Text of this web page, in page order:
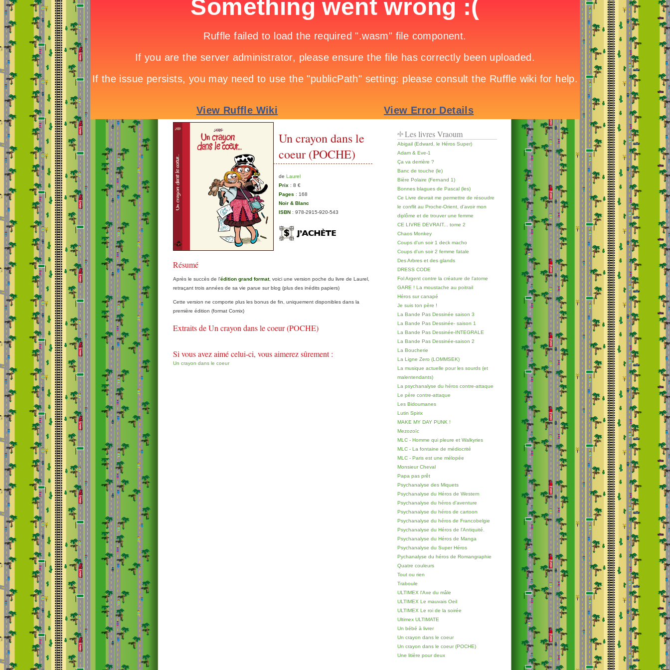
Un crayon dans le
coeur (POCHE)
de Laurel
Prix : 8 €
Pages : 168
Noir & Blanc
ISBN : 978-2915-920-543
Résumé
Après le succès de l'édition grand format, voici une version poche du livre de Laurel,
retraçant trois années de sa vie parue sur blog (plus des inédits papiers)
Cette version ne comporte plus les bonus de fin, uniquement disponibles dans la
première édition (format Comix)
Extraits de Un crayon dans le coeur (POCHE)
Si vous avez aimé celui-ci, vous aimerez sûrement :
Un crayon dans le coeur
Les livres Vraoum
Abigail (Edward, le Héros Super)
Adam & Eve-1
Ça va derrière ?
Banc de touche (le)
Bière Polaire (Fernand 1)
Bonnes blagues de Pascal (les)
Ce Livre devrait me permettre de résoudre
le conflit au Proche-Orient, d'avoir mon
diplôme et de trouver une femme
CE LIVRE DEVRAIT... tome 2
Chaos Monkey
Coups d'un soir 1 deck macho
Coups d'un soir 2 femme fatale
Des Arbres et des glands
DRESS CODE
Fol Argent contre la créature de l'atome
GARE ! La moustache au poitrail
Héros sur canapé
Je suis ton père !
La Bande Pas Dessinée saison 3
La Bande Pas Dessinée- saison 1
La Bande Pas Dessinée-INTEGRALE
La Bande Pas Dessinée-saison 2
La Boucherie
La Ligne Zero (LOMMSEK)
La musique actuelle pour les sourds (et
malentendants)
La psychanalyse du héros contre-attaque
Le père contre-attaque
Les Bidoumanes
Lutin Spirix
MAKE MY DAY PUNK !
Mezozoïc
MLC - Homme qui pleure et Walkyries
MLC - La fontaine de médiocrité
MLC - Paris est une mélopée
Monsieur Cheval
Papa pas prêt
Psychanalyse des Miquets
Psychanalyse du Héros de Western
Psychanalyse du héros d'aventure
Psychanalyse du héros de cartoon
Psychanalyse du héros de Francobelgie
Psychanalyse du Héros de l'Antiquité.
Psychanalyse du Héros de Manga
Psychanalyse du Super Héros
Pychanalyse du héros de Romangraphie
Quatre couleurs
Tout ou rien
Traboule
ULTIMEX l'Axe du mâle
ULTIMEX Le mauvais Oeil
ULTIMEX Le roi de la soirée
Ultimex ULTIMATE
Un bébé à livrer
Un crayon dans le coeur
Un crayon dans le coeur (POCHE)
Une litière pour deux